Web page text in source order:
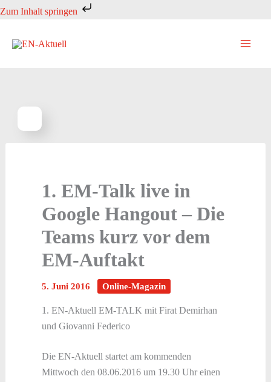
Zum Inhalt springen
Zum
springen
1. EM-Talk live in
Google Hangout – Die
Teams kurz vor dem
EM-Auftakt
5. Juni 2016 Online-Magazin
1. EN-Aktuell EM-TALK mit Firat Demirhan
und Giovanni Federico
Die EN-Aktuell startet am kommenden
Mittwoch den 08.06.2016 um 19.30 Uhr einen